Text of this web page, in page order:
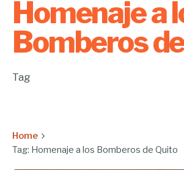
Homenaje a
Bomberos
Tag
Home
Tag: Homenaje a los Bomberos de Quito